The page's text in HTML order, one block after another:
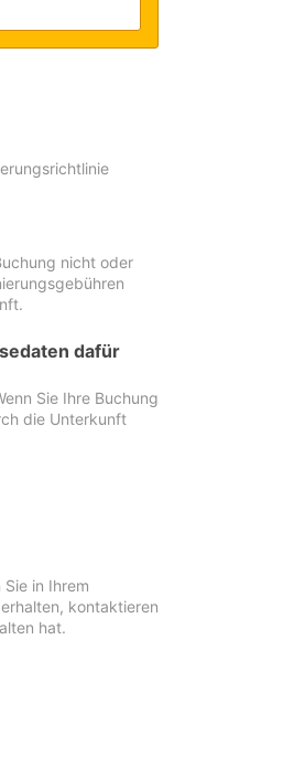
nicht oder
dafür
Sie Ihre Buchung
die Unterkunft
in Ihrem
kontaktieren
hat.